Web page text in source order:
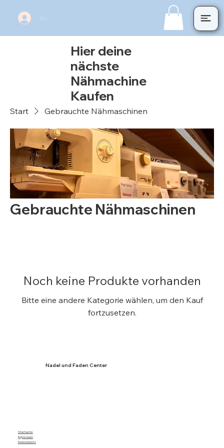
Anmelden
Hier deine
nächste
Nähmachine
Kaufen
Start Gebrauchte Nähmaschinen
Gebrauchte Nähmaschinen
Noch keine Produkte vorhanden
Bitte eine andere Kategorie wählen, um den Kauf
fortzusetzen.
Nadel und Faden Center
Startseite
Impressum
Datenschutz